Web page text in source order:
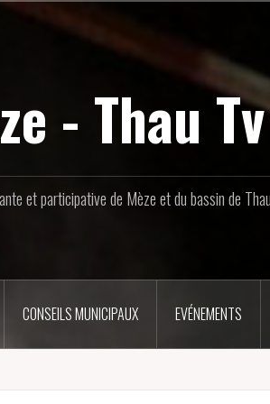
- Thau Tv
et participative de Mèze et du bassin de
CONSEILS MUNICIPAUX EVÉNEMENTS